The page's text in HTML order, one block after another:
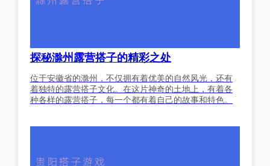
探秘滁州露营搭子的精彩之处
位于安徽省的滁州，不仅拥有着优美的自然风光，还有
着独特的露营搭子文化。在这片神奇的土地上，有着各
种各样的露营搭子，每一个都有着自己的故事和特色。